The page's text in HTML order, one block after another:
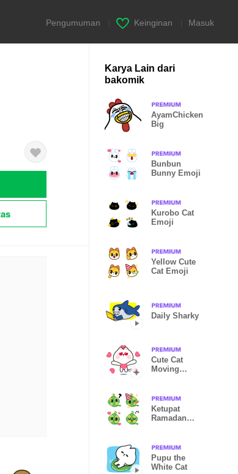
Pengumuman Keinginan Masuk
Karya Lain dari
bakomik
AyamChicken
Big
Bunbun
Bunny Emoji
Kurobo Cat
Emoji
Yellow Cute
Cat Emoji
Daily Sharky
Cute Cat
Moving
Ketupat
Ramadan
Pupu the
White Cat